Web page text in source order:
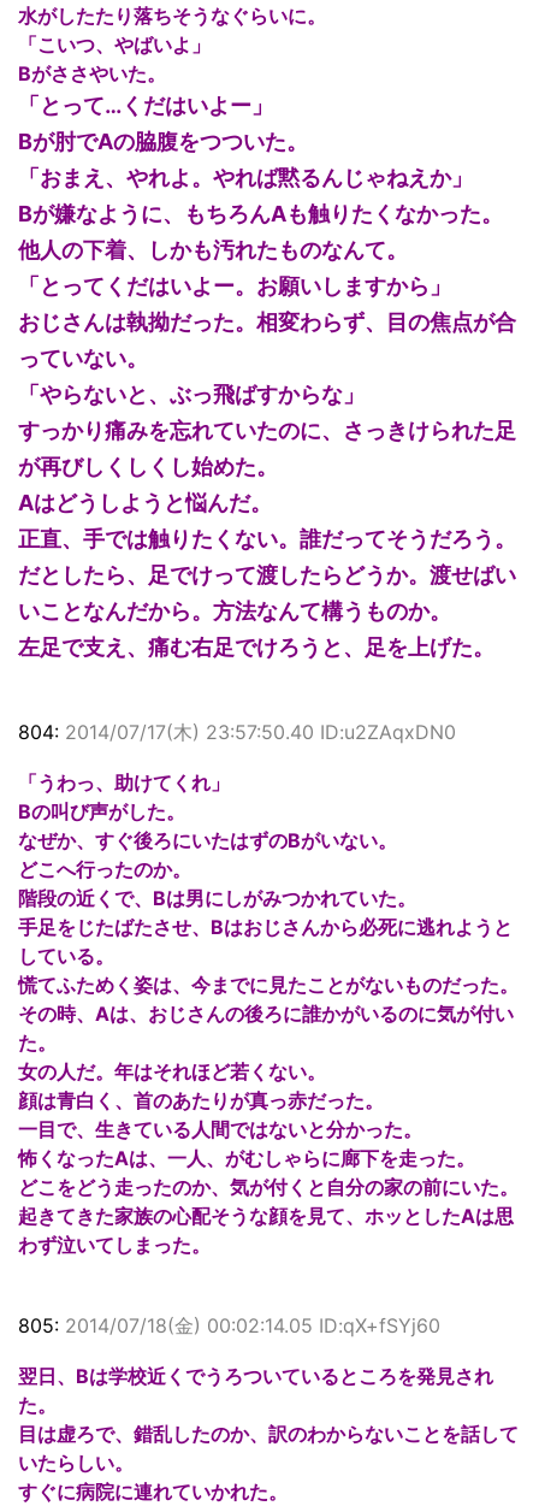
水がしたたり落ちそうなぐらいに。
「こいつ、やばいよ」
Bがささやいた。
「とって…くだはいよー」
Bが肘でAの脇腹をつついた。
「おまえ、やれよ。やれば黙るんじゃねえか」
Bが嫌なように、もちろんAも触りたくなかった。
他人の下着、しかも汚れたものなんて。
「とってくだはいよー。お願いしますから」
おじさんは執拗だった。相変わらず、目の焦点が合
っていない。
「やらないと、ぶっ飛ばすからな」
すっかり痛みを忘れていたのに、さっきけられた足
が再びしくしくし始めた。
Aはどうしようと悩んだ。
正直、手では触りたくない。誰だってそうだろう。
だとしたら、足でけって渡したらどうか。渡せばい
いことなんだから。方法なんて構うものか。
左足で支え、痛む右足でけろうと、足を上げた。
804: 2014/07/17(木) 23:57:50.40 ID:u2ZAqxDN0
「うわっ、助けてくれ」
Bの叫び声がした。
なぜか、すぐ後ろにいたはずのBがいない。
どこへ行ったのか。
階段の近くで、Bは男にしがみつかれていた。
手足をじたばたさせ、Bはおじさんから必死に逃れようと
している。
慌てふためく姿は、今までに見たことがないものだった。
その時、Aは、おじさんの後ろに誰かがいるのに気が付い
た。
女の人だ。年はそれほど若くない。
顔は青白く、首のあたりが真っ赤だった。
一目で、生きている人間ではないと分かった。
怖くなったAは、一人、がむしゃらに廊下を走った。
どこをどう走ったのか、気が付くと自分の家の前にいた。
起きてきた家族の心配そうな顔を見て、ホッとしたAは思
わず泣いてしまった。
805: 2014/07/18(金) 00:02:14.05 ID:qX+fSYj60
翌日、Bは学校近くでうろついているところを発見され
た。
目は虚ろで、錯乱したのか、訳のわからないことを話して
いたらしい。
すぐに病院に連れていかれた。